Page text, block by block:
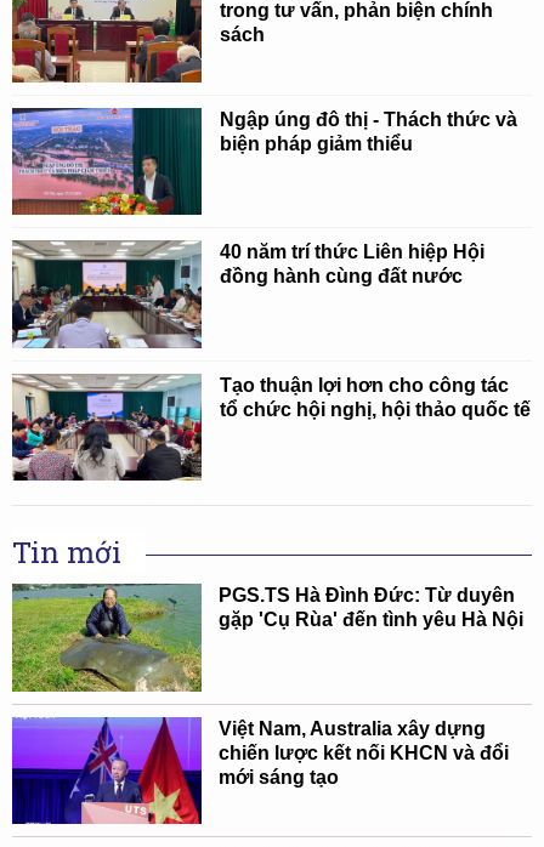
trong tư vấn, phản biện chính
sách
Ngập úng đô thị - Thách thức và
biện pháp giảm thiểu
40 năm trí thức Liên hiệp Hội
đồng hành cùng đất nước
Tạo thuận lợi hơn cho công tác
tổ chức hội nghị, hội thảo quốc tế
Tin mới
PGS.TS Hà Đình Đức: Từ duyên
gặp 'Cụ Rùa' đến tình yêu Hà Nội
Việt Nam, Australia xây dựng
chiến lược kết nối KHCN và đổi
mới sáng tạo